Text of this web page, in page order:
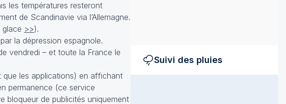
les températures resteront
de Scandinavie via l’Allemagne.
glace >>).
la dépression espagnole.
vendredi – et toute la France le
que les applications) en affichant
permanence (ce service
bloqueur de publicités uniquement
Suivi des pluies